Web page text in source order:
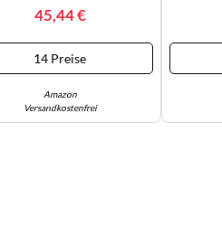
Durabuck/ Mesh, 41 EU
45,44 €
14 Preise
Amazon
Versandkostenfrei